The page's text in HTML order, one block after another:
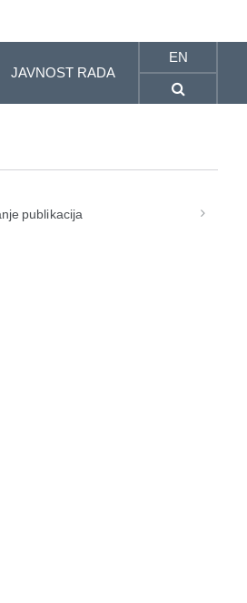
JAVNOST RADA
EN
publikacija